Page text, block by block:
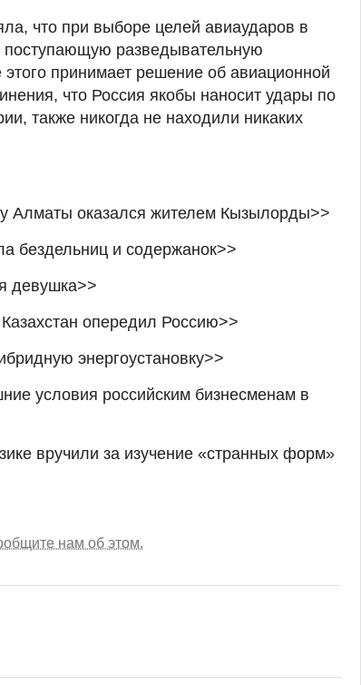
что при выборе целей авиаударов в
поступающую разведывательную
принимает решение об авиационной
что Россия якобы наносит удары по
также никогда не находили никаких
Алматы оказался жителем Кызылорды>>
бездельниц и содержанок>>
девушка>>
опередил Россию>>
энергоустановку>>
условия российским бизнесменам в
вручили за изучение «странных форм»
нам об этом.